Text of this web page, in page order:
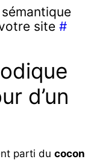
site #
d’un
parti du cocon